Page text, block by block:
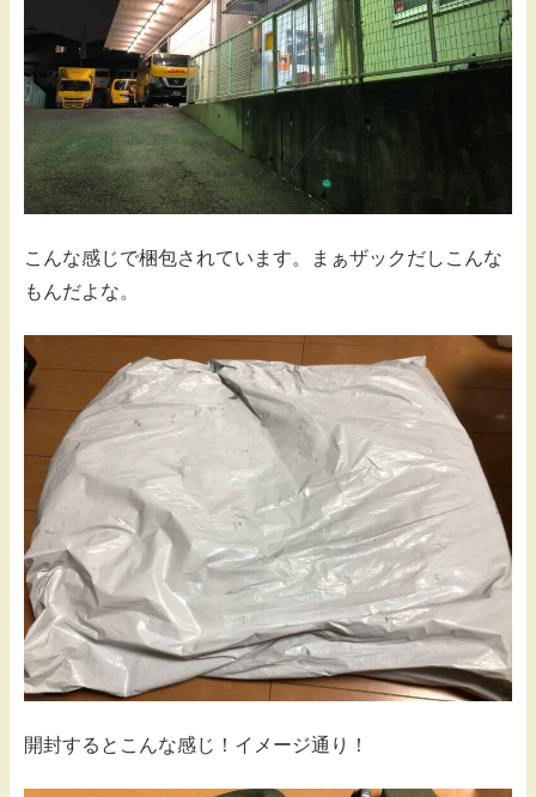
こんな感じで梱包されています。まぁザックだしこんな
もんだよな。
開封するとこんな感じ！イメージ通り！